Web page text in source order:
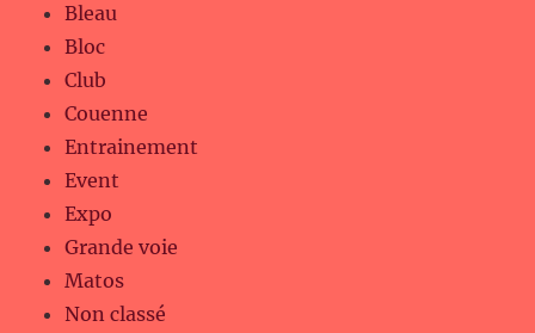
Bleau
Bloc
Club
Couenne
Entrainement
Event
Expo
Grande voie
Matos
Non classé